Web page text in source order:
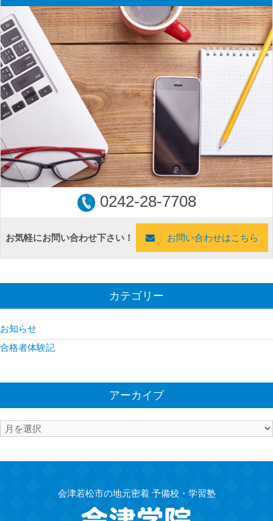
0242-28-7708
お気軽にお問い合わせ下さい！ お問い合わせはこちら
カテゴリー
お知らせ
合格者体験記
アーカイブ
ア
会津若松市の地元密着 予備校・学習塾